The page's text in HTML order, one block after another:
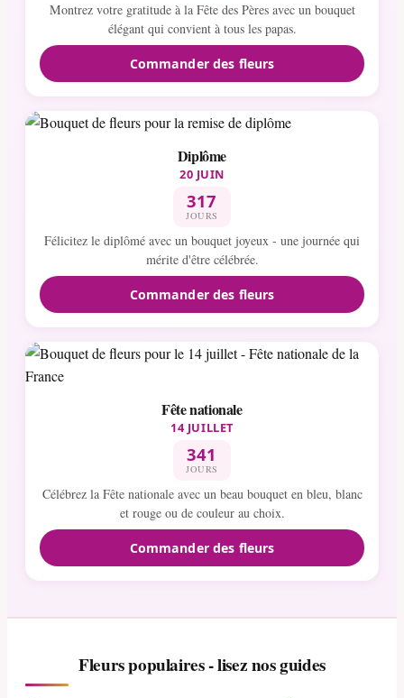
Montrez votre gratitude à la Fête des Pères avec un bouquet
élégant qui convient à tous les papas.
Commander des fleurs
Diplôme
20 JUIN
317
JOURS
Félicitez le diplômé avec un bouquet joyeux - une journée qui
mérite d'être célébrée.
Commander des fleurs
Fête nationale
14 JUILLET
341
JOURS
Célébrez la Fête nationale avec un beau bouquet en bleu, blanc
et rouge ou de couleur au choix.
Commander des fleurs
Fleurs populaires - lisez nos guides